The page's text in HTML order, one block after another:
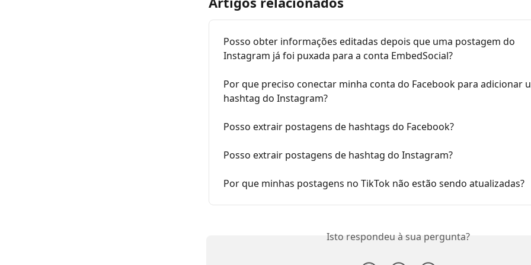
Posso obter informações editadas depois que uma postagem do
Instagram já foi puxada para a conta EmbedSocial?
Por que preciso conectar minha conta do Facebook para adicionar
hashtag do Instagram?
Posso extrair postagens de hashtags do Facebook?
Posso extrair postagens de hashtag do Instagram?
Por que minhas postagens no TikTok não estão sendo atualizadas?
Isto respondeu à sua pergunta?